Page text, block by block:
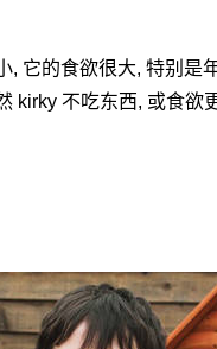
, 它的食欲很大, 特别是
kirky 不吃东西, 或食欲